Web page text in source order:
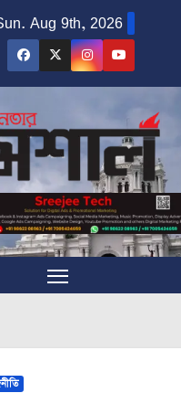
Aug 9th, 2026